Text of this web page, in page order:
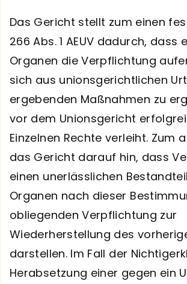
Das Gericht stellt zum einen
266 Abs. 1 AEUV dadurch, dass
Organen die Verpflichtung
sich aus unionsgerichtlichen
ergebenden Maßnahmen zu
vor dem Unionsgericht
Einzelnen Rechte verleiht. Zum
das Gericht darauf hin, dass
einen unerlässlichen
Organen nach dieser
obliegenden Verpflichtung zur
Wiederherstellung des
darstellen. Im Fall der
Herabsetzung einer gegen ein